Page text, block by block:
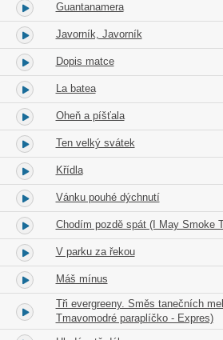
Guantanamera
Javorník, Javorník
Dopis matce
La batea
Oheň a píšťala
Ten velký svátek
Křídla
Vánku pouhé dýchnutí
Chodím pozdě spát (I May Smoke
V parku za řekou
Máš mínus
Tři evergreeny. Směs tanečních
Tmavomodré paraplíčko - Expres)